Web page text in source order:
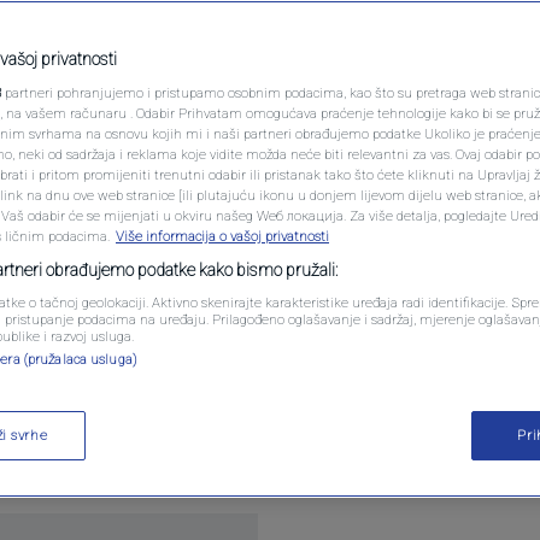
FENOMENI
NEISTRAŽENO
VIRALNO
FOTO
PROMO
je mjesečna
u obzir zemlje s niskom ili nultom
privatnosti
partneri pohranjujemo i pristupamo osobnim podacima, kao što su pretraga web
vašem računaru . Odabir Prihvatam omogućava praćenje tehnologije kako bi se
svrhama na osnovu kojih mi i naši partneri obrađujemo podatke Ukoliko je praćenje
neki od sadržaja i reklama koje vidite možda neće biti relevantni za vas. Ovaj odabir
i pritom promijeniti trenutni odabir ili pristanak tako što ćete kliknuti na Upravljaj
na dnu ove web stranice [ili plutajuću ikonu u donjem lijevom dijelu web stranice,
odabir će se mijenjati u okviru našeg Wеб локација. Za više detalja, pogledajte
ličnim podacima. Više informacija o vašoj privatnosti
obrađujemo podatke kako bismo pružali:
o tačnoj geolokaciji. Aktivno skenirajte karakteristike uređaja radi identifikacije.
podacima na uređaju. Prilagođeno oglašavanje i sadržaj, mjerenje
i razvoj usluga.
(pružalaca usluga)
svrhe